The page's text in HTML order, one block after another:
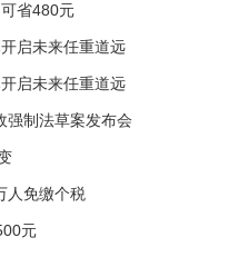
省480元
启未来任重道远
启未来任重道远
强制法草案发布会
人免缴个税
元